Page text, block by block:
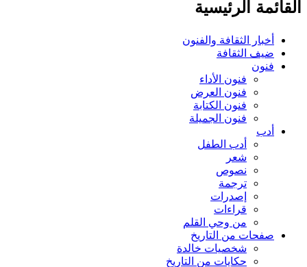
الرئيسية
أخبار الثقافة والفنون
ضيف الثقافة
فنون
فنون الأداء
فنون العرض
فنون الكتابة
فنون الجميلة
أدب
أدب الطفل
شعر
نصوص
ترجمة
إصدرات
قراءات
من وحي القلم
صفحات من التاريخ
شخصيات خالدة
حكايات من التاريخ